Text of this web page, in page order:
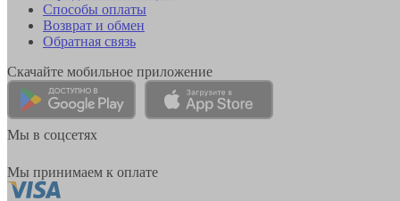
Способы оплаты
Возврат и обмен
Обратная связь
Скачайте мобильное приложение
Мы в соцсетях
Мы принимаем к оплате